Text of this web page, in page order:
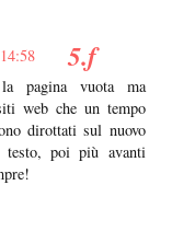
pagina vuota ma
web che un tempo
dirottati sul nuovo
testo, poi più avanti